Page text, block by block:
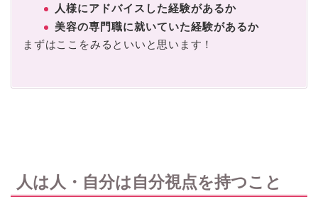
人様にアドバイスした経験があるか
美容の専門職に就いていた経験があるか
まずはここをみるといいと思います！
人は人・自分は自分視点を持つこと